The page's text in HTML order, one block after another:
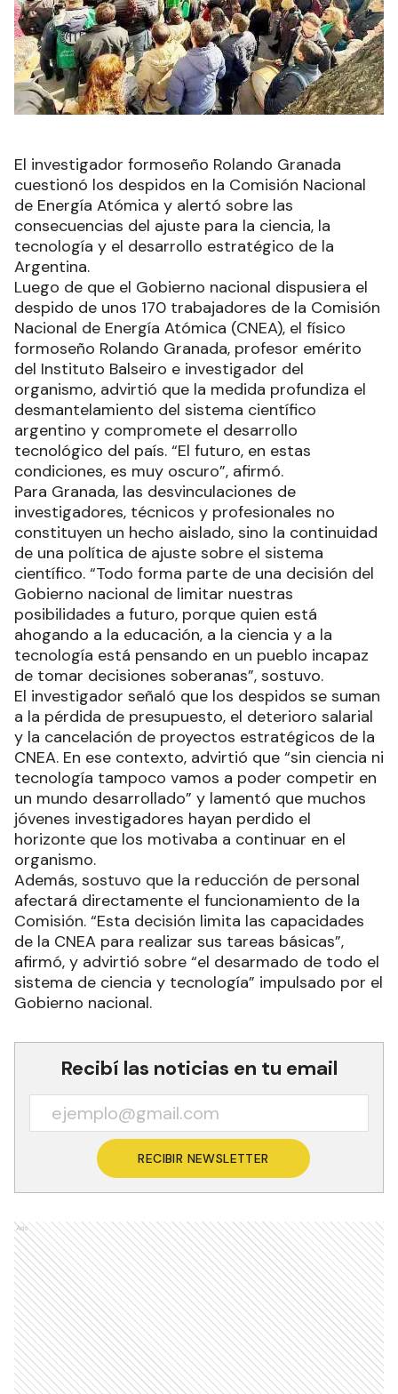
El investigador formoseño Rolando Granada
cuestionó los despidos en la Comisión Nacional
de Energía Atómica y alertó sobre las
consecuencias del ajuste para la ciencia, la
tecnología y el desarrollo estratégico de la
Argentina.
Luego de que el Gobierno nacional dispusiera el
despido de unos 170 trabajadores de la Comisión
Nacional de Energía Atómica (CNEA), el físico
formoseño Rolando Granada, profesor emérito
del Instituto Balseiro e investigador del
organismo, advirtió que la medida profundiza el
desmantelamiento del sistema científico
argentino y compromete el desarrollo
tecnológico del país. “El futuro, en estas
condiciones, es muy oscuro”, afirmó.
Para Granada, las desvinculaciones de
investigadores, técnicos y profesionales no
constituyen un hecho aislado, sino la continuidad
de una política de ajuste sobre el sistema
científico. “Todo forma parte de una decisión del
Gobierno nacional de limitar nuestras
posibilidades a futuro, porque quien está
ahogando a la educación, a la ciencia y a la
tecnología está pensando en un pueblo incapaz
de tomar decisiones soberanas”, sostuvo.
El investigador señaló que los despidos se suman
a la pérdida de presupuesto, el deterioro salarial
y la cancelación de proyectos estratégicos de la
CNEA. En ese contexto, advirtió que “sin ciencia ni
tecnología tampoco vamos a poder competir en
un mundo desarrollado” y lamentó que muchos
jóvenes investigadores hayan perdido el
horizonte que los motivaba a continuar en el
organismo.
Además, sostuvo que la reducción de personal
afectará directamente el funcionamiento de la
Comisión. “Esta decisión limita las capacidades
de la CNEA para realizar sus tareas básicas”,
afirmó, y advirtió sobre “el desarmado de todo el
sistema de ciencia y tecnología” impulsado por el
Gobierno nacional.
Recibí las noticias en tu email
RECIBIR NEWSLETTER
Ads